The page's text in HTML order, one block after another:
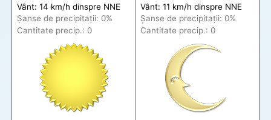
Vânt: 14 km/h dinspre NNE
Șanse de precipitații: 0%
Cantitate precip.: 0
Vânt: 11 km/h dinspre NNE
Șanse de precipitații: 0%
Cantitate precip.: 0